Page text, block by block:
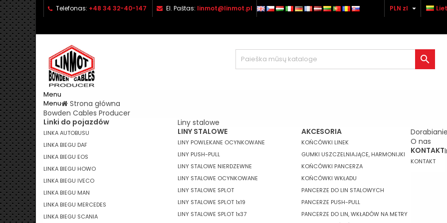
add_circle_outlineUtwórz nową
((label))
Norėdami išsaugoti prekes savo pageidavimų sąraše, turite būti
prisijungę.
Telefonas: +48 34 32-40-147 El. Paštas: linmot@linmot.pl PLN zl 

Menu
Menu
Strona główna
Bowden Cables Producer
Linki do pojazdów
LINKA AUTOBUSU
LINKA BIEGU DAF
LINKA BIEGU EOS
LINKA BIEGU HOWO
LINKA BIEGU IVECO
LINKA BIEGU MAN
LINKA BIEGU MERCEDES
LINKA BIEGU SCANIA
Liny stalowe
LINY STALOWE
LINY POWLEKANE OCYNKOWANE
LINY PUSH-PULL
LINY STALOWE NIERDZEWNE
LINY STALOWE OCYNKOWANE
LINY STALOWE SPLOT
LINY STALOWE SPLOT 1x19
LINY STALOWE SPLOT 1x37
AKCESORIA
KOŃCÓWKI LINEK
GUMKI USZCZELNIAJĄCE, HARMONIJKI
KOŃCÓWKI PANCERZA
KOŃCÓWKI WKŁADU
PANCERZE DO LIN STALOWYCH
PANCERZE PUSH-PULL
PANCERZE DO LIN, WKŁADÓW NA METRY
O nas
KONTAKT
KONTAKT